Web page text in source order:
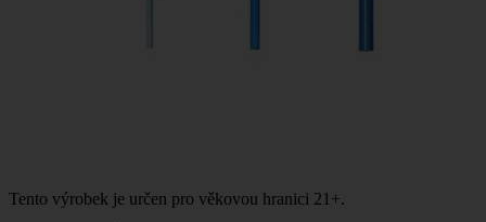
Tento výrobek je určen pro věkovou hranici 21+.